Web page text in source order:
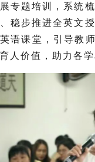
专题培训，系统
稳步推进全英文
语课堂，引导教
人价值，助力各